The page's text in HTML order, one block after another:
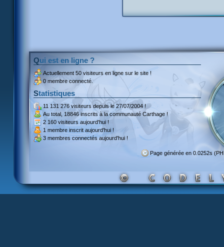
Qui est en ligne ?
Actuellement 50 visiteurs en ligne sur le site !
0 membre connecté.
Statistiques
11 131 276 visiteursdepuis le 27/07/2004 !
Au total, 18846 inscritsà la communauté Carthage !
2 160 visiteurs aujourd'hui !
1 membre inscrit aujourd'hui !
3 membres connectés aujourd'hui !
Page générée en 0.0252s